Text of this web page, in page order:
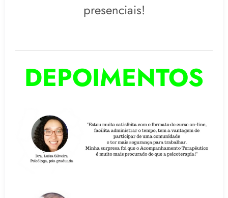
presenciais!
DEPOIMENTOS